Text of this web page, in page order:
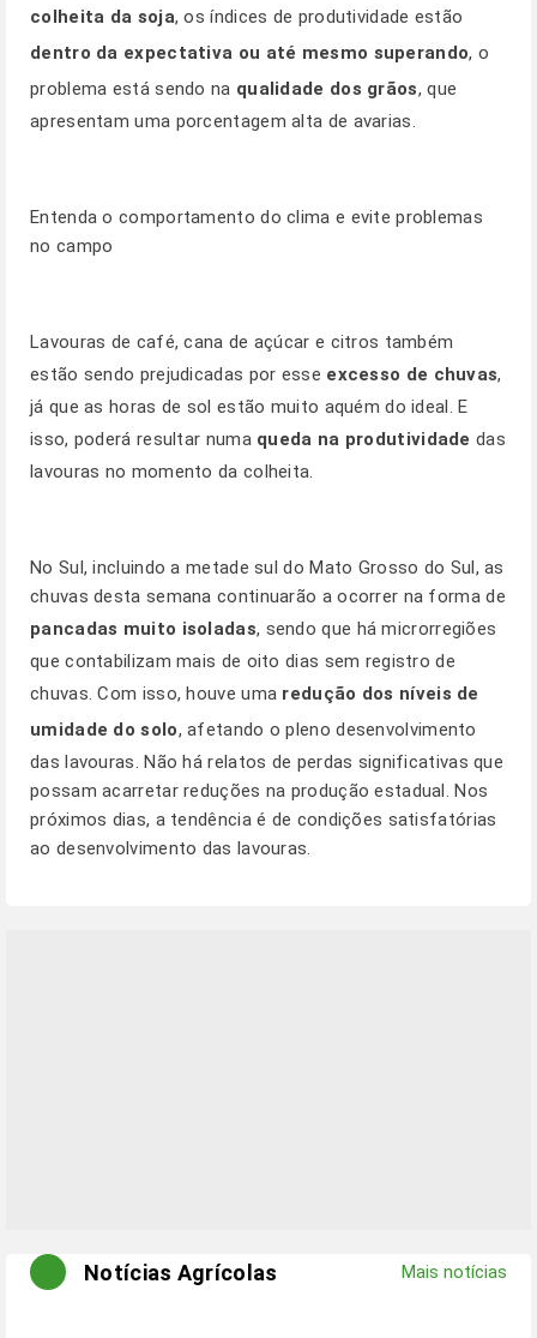
colheita da soja, os índices de produtividade estão
dentro da expectativa ou até mesmo superando, o
problema está sendo na qualidade dos grãos, que
apresentam uma porcentagem alta de avarias.
Entenda o comportamento do clima e evite problemas
no campo
Lavouras de café, cana de açúcar e citros também
estão sendo prejudicadas por esse excesso de chuvas,
já que as horas de sol estão muito aquém do ideal. E
isso, poderá resultar numa queda na produtividade das
lavouras no momento da colheita.
No Sul, incluindo a metade sul do Mato Grosso do Sul, as
chuvas desta semana continuarão a ocorrer na forma de
pancadas muito isoladas, sendo que há microrregiões
que contabilizam mais de oito dias sem registro de
chuvas. Com isso, houve uma redução dos níveis de
umidade do solo, afetando o pleno desenvolvimento
das lavouras. Não há relatos de perdas significativas que
possam acarretar reduções na produção estadual. Nos
próximos dias, a tendência é de condições satisfatórias
ao desenvolvimento das lavouras.
Notícias Agrícolas Mais notícias